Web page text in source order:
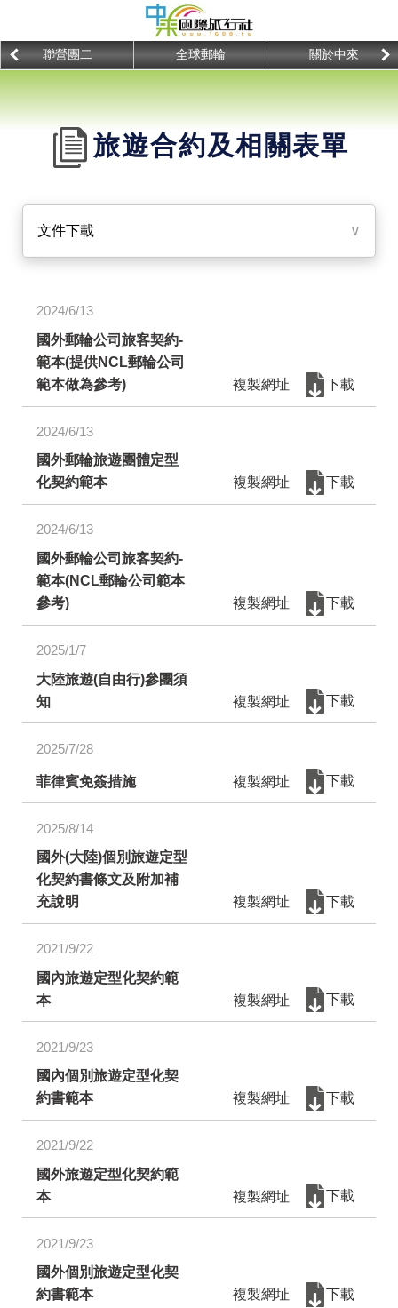
聯營團二 全球郵輪 關於中來
旅遊合約及相關表單
文件下載 ∨
2024/6/13
國外郵輪公司旅客契約-
範本(提供NCL郵輪公司
範本做為參考)
複製網址 下載
2024/6/13
國外郵輪旅遊團體定型
化契約範本
複製網址 下載
2024/6/13
國外郵輪公司旅客契約-
範本(NCL郵輪公司範本
參考)
複製網址 下載
2025/1/7
大陸旅遊(自由行)參團須
知
複製網址 下載
2025/7/28
菲律賓免簽措施 複製網址 下載
2025/8/14
國外(大陸)個別旅遊定型
化契約書條文及附加補
充說明
複製網址 下載
2021/9/22
國內旅遊定型化契約範
本
複製網址 下載
2021/9/23
國內個別旅遊定型化契
約書範本
複製網址 下載
2021/9/22
國外旅遊定型化契約範
本
複製網址 下載
2021/9/23
國外個別旅遊定型化契
約書範本
複製網址 下載